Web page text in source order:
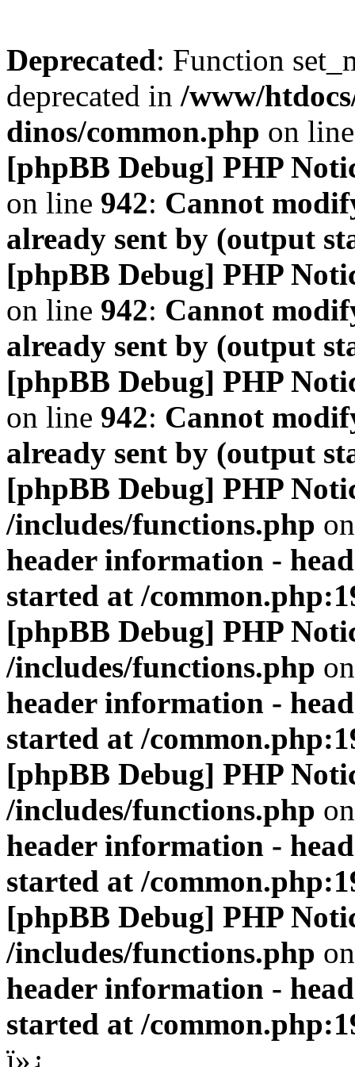
Deprecated: Function
deprecated in /www/
dinos/common.php on
[phpBB Debug] PHP
on line 942: Cannot
already sent by (output
[phpBB Debug] PHP
on line 942: Cannot
already sent by (output
[phpBB Debug] PHP
on line 942: Cannot
already sent by (output
[phpBB Debug] PHP
/includes/functions.php
header information -
started at /
[phpBB Debug] PHP
/includes/functions.php
header information -
started at /
[phpBB Debug] PHP
/includes/functions.php
header information -
started at /
[phpBB Debug] PHP
/includes/functions.php
header information -
started at /
ï»¿